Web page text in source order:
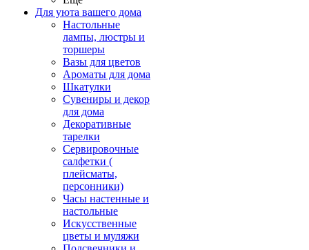
Для уюта вашего дома
Настольные
лампы, люстры и
торшеры
Вазы для цветов
Ароматы для дома
Шкатулки
Сувениры и декор
для дома
Декоративные
тарелки
Сервировочные
салфетки (
плейсматы,
персонники)
Часы настенные и
настольные
Искусственные
цветы и муляжи